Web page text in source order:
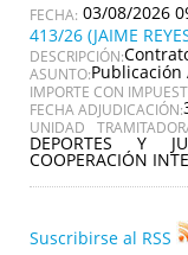
03/08/2026
413/26 (JAIME
DESCRIPCIÓN:
ASUNTO:
IMPORTE CON
FECHA ADJUDICACIÓN:
UNIDAD
DEPORTES Y
COOPERACIÓN
Suscribirse al RSS